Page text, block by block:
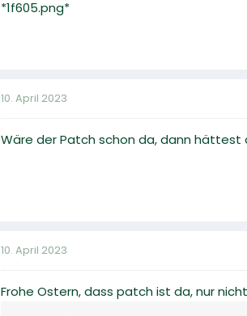
*1f605.png*
10. April 2023
Wäre der Patch schon da, dann hättest
10. April 2023
Frohe Ostern, dass patch ist da, nur